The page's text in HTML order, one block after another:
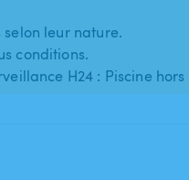
leur nature.
conditions.